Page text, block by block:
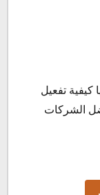
كيفية تفعيل
الشركات